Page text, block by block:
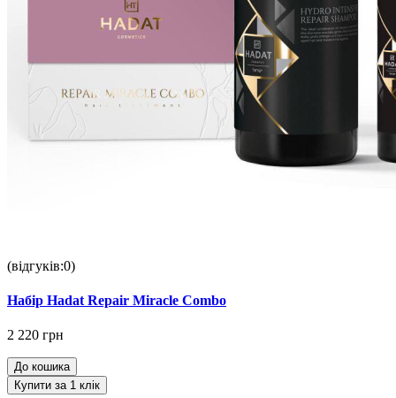
(відгуків:0)
Набір Hadat Repair Miracle Combo
2 220 грн
До кошика
Купити за 1 клiк